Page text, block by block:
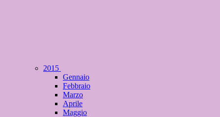
2015
Gennaio
Febbraio
Marzo
Aprile
Maggio